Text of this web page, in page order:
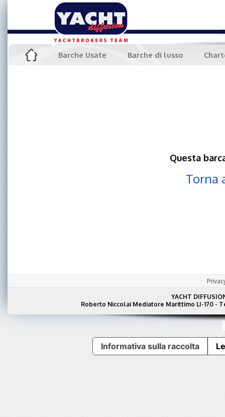
Barche Usate Barche di lusso
Questa
Torna
YACHT
Roberto Niccolai Mediatore Marittimo LI-170 - Tel
Informativa sulla raccolta